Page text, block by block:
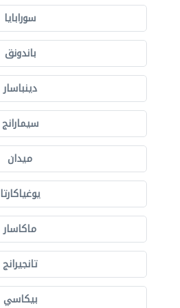
سورابايا
باندونق
دينباسار
سيمارانج
ميدان
يوغياكارتا
ماكاسار
تانجيرانج
بيكاسي